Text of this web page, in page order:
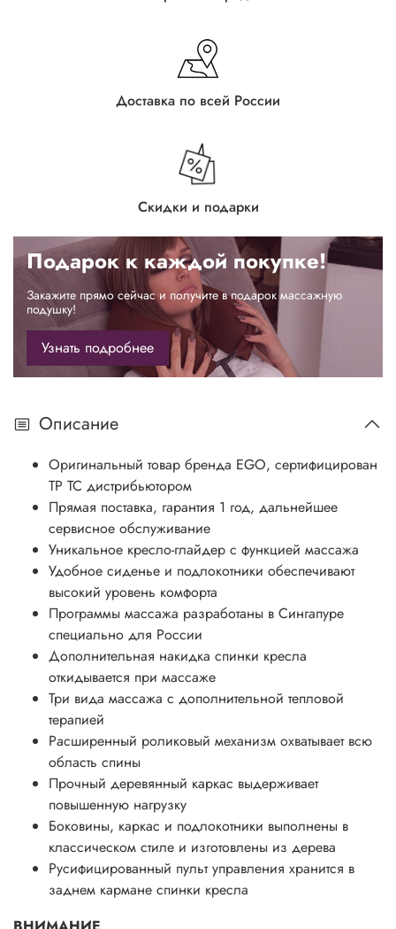
Доставка по всей России
Скидки и подарки
Подарок к каждой покупке!
Закажите прямо сейчас и получите в подарок массажную
подушку!
Узнать подробнее
Описание
Оригинальный товар бренда EGO, сертифицирован
ТР ТС дистрибьютором
Прямая поставка, гарантия 1 год, дальнейшее
сервисное обслуживание
Уникальное кресло-глайдер с функцией массажа
Удобное сиденье и подлокотники обеспечивают
высокий уровень комфорта
Программы массажа разработаны в Сингапуре
специально для России
Дополнительная накидка спинки кресла
откидывается при массаже
Три вида массажа с дополнительной тепловой
терапией
Расширенный роликовый механизм охватывает всю
область спины
Прочный деревянный каркас выдерживает
повышенную нагрузку
Боковины, каркас и подлокотники выполнены в
классическом стиле и изготовлены из дерева
Русифицированный пульт управления хранится в
заднем кармане спинки кресла